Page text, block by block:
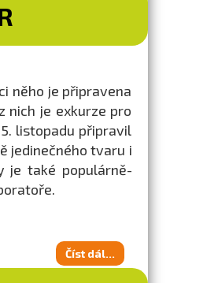
něho je připravena
nich je exkurze pro
listopadu připravil
jedinečného tvaru i
je také populárně-
Číst dál...